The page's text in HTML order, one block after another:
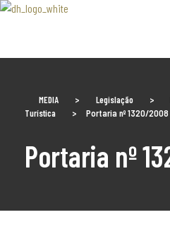
MEDIA > Legislação >
Turística
> Portaria nº 1320/2008
Portaria nº